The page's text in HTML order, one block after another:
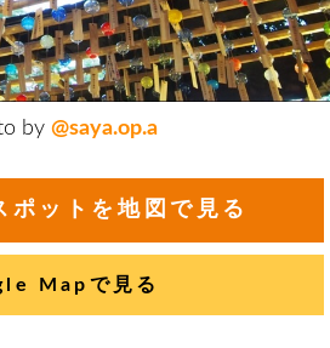
by @saya.op.a
ポットを地図で見る
Mapで見る